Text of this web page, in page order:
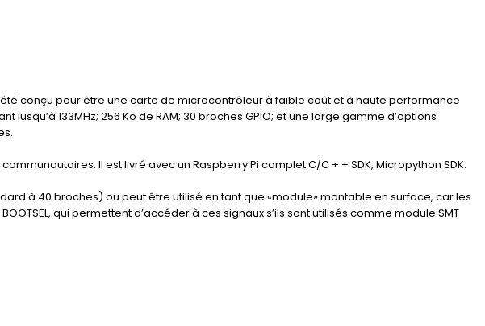
conçu pour être une carte de microcontrôleur à faible coût et à haute performance
133MHz; 256 Ko de RAM; 30 broches GPIO; et une large gamme d’options
Il est livré avec un Raspberry Pi complet C/C + + SDK, Micropython SDK.
à 40 broches) ou peut être utilisé en tant que «module» montable en surface, car les
qui permettent d’accéder à ces signaux s’ils sont utilisés comme module SMT